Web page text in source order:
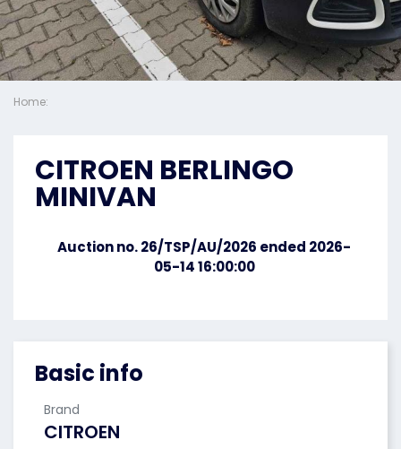
Home:
Basic info
Brand
CITROEN
CITROEN BERLINGO
MINIVAN
Auction no. 26/TSP/AU/2026 ended 2026-
05-14 16:00:00